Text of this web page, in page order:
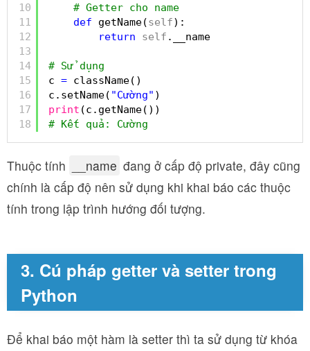
10
11
12
13
14
15
16
17
18
# Getter cho name
def
getName(self):
return
self .__name
# Sử dụng
c = className()
c.setName( "Cường" )
print (c.getName())
# Kết quả: Cường
Thuộc tính __name đang ở cấp độ private, đây cũng
chính là cấp độ nên sử dụng khi khai báo các thuộc
tính trong lập trình hướng đối tượng.
3. Cú pháp getter và setter trong
Python
Để khai báo một hàm là setter thì ta sử dụng từ khóa